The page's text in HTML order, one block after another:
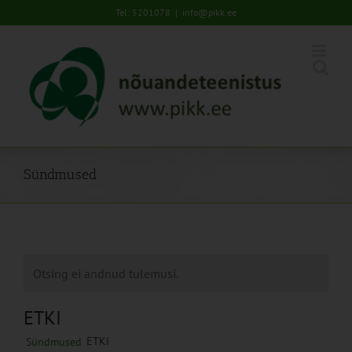
to
Tel: 5201078 | info@pikk.ee
Sündmused
Otsing ei andnud tulemusi.
ETKI
Sündmused ETKI